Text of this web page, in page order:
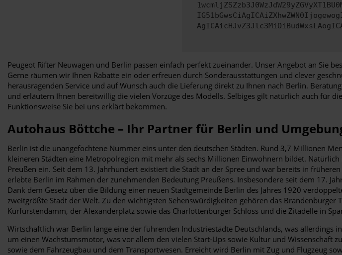
Peugeot Rifter Neuwagen und Berlin passen einfach perfekt zueinander. Unser Angebot an Sie
Gerne räumen wir Ihnen Rabatte ein oder erfreuen durch Sonderausstattungen und clever
herausragenden Service und auf Wunsch auch die Lieferung direkt zu Ihnen nach Berlin.
und erläutern Ihnen bereitwillig die vielen Vorzüge des Modells. Selbiges gilt natürlich auch für
Funktionsweise Sie bei uns erklärt bekommen.
Autohaus Böttche – Ihr Partner für Berlin und
Berlin ist die unangefochtene Nummer eins unter den deutschen Städten. Rund 3,7 Millionen
kleineren Städten eine Metropolregion mit mehr als sechs Millionen Einwohnern bildet.
Preußen ein. Seit dem 13. Jahrhundert existiert die Stadt an der Spree und war bereits in
erlebte Berlin im Rahmen der zunehmenden Bedeutung Preußens. Insbesondere seit dem 17.
Dank dem Gesetz über die Bildung einer neuen Stadtgemeinde Berlin des Jahres 1920
zweitgrößte Stadt der Welt. Zu den wichtigsten Sehenswürdigkeiten gehören das
Kurfürstendamm, der Alexanderplatz sowie das Charlottenburger Schloss und die Zitadelle in
Wirtschaftlich war Berlin lange eine der führenden Industriestädte Deutschlands, was
um einen Wachstumsmotor, was vor allem den vielen Start-Ups sowie Kultur und
sowie dem Fahrzeugbau und dem Transportwesen. Erreicht wird Berlin mit Zug und Flugzeug